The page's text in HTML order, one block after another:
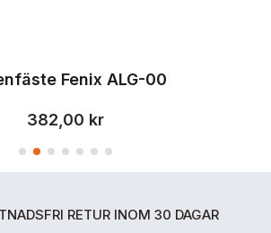
Fenix ALG-00
382,00 kr
RETUR INOM 30 DAGAR